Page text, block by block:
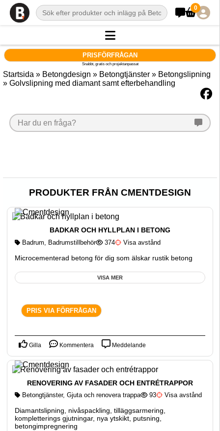
0
PRISFÖRFRÅGAN
Snabbt, gratis och projektanpassat
Startsida » Betongdesign » Betongtjänster » Betongslipning
»Golvslipning med diamant samt efterbehandling
Har du en fråga?
PRODUKTER FRÅN CMENTDESIGN
BADKAR OCH HYLLPLAN I BETONG
Badrum Badrumstillbehör 374 Visa avstånd
Microcementerad betong för dig som älskar rustik betong
VISA MER
PRIS VIA FÖRFRÅGAN
Gilla Kommentera Meddelande
RENOVERING AV FASADER OCH ENTRÉTRAPPOR
Betongtjänster,Gjuta och renovera trappa 93 Visa avstånd
Diamantslipning, nivåspackling, tilläggsarmering,
kompletterings gjutningar, nya ytskikt, putsning,
betongimpregnering